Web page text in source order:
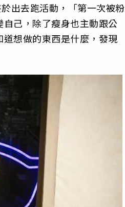
出去跑活動，「第一次被粉
己，除了瘦身也主動跟公
想做的東西是什麼，發現